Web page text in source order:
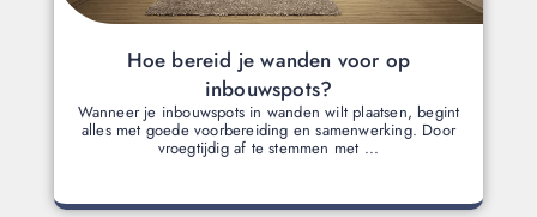
Hoe bereid je wanden voor op
inbouwspots?
Wanneer je inbouwspots in wanden wilt plaatsen, begint
alles met goede voorbereiding en samenwerking. Door
vroegtijdig af te stemmen met ...